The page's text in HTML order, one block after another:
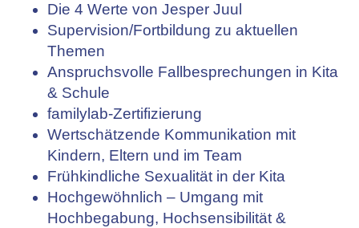
Die 4 Werte von Jesper Juul
Supervision/Fortbildung zu aktuellen
Themen
Anspruchsvolle Fallbesprechungen in Kita
& Schule
familylab-Zertifizierung
Wertschätzende Kommunikation mit
Kindern, Eltern und im Team
Frühkindliche Sexualität in der Kita
Hochgewöhnlich – Umgang mit
Hochbegabung, Hochsensibilität &